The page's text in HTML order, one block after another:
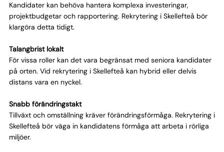
Kandidater kan behöva hantera komplexa investeringar,
projektbudgetar och rapportering. Rekrytering i Skellefteå bör
klargöra detta tidigt.
Talangbrist lokalt
För vissa roller kan det vara begränsat med seniora kandidater
på orten. Vid rekrytering i Skellefteå kan hybrid eller delvis
distans vara en nyckel.
Snabb förändringstakt
Tillväxt och omställning kräver förändringsförmåga. Rekrytering i
Skellefteå bör väga in kandidatens förmåga att arbeta i rörliga
miljöer.